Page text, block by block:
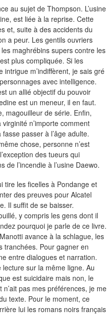
au sujet de Thompson. L’usine
est liée à la reprise. Cette
et, suite à des accidents du
a peur. Les gentils ouvriers
maghrébins supers contre les
plus compliquée. Si les
m’indiffèrent, je sais gré
avec intelligence.
un allié objectif du pouvoir
est un meneur, il en faut.
magouilleur de série. Enfin,
n’importe comment
passer à l’âge adulte.
chose, personne n’est
des tueurs qui
l’incendie à l’usine Daewo.
tire les ficelles à Pondange et
des preuves pour Alcatel
Il suffit de se baisser.
y compris les gens dont il
pourquoi je parle de ce livre.
avance à la schlague, les
tranchées. Pour gagner en
entre dialogues et narration.
sur la même ligne. Au
est suicidaire mais non, le
pas mes préférences, je me
texte. Pour le moment, ce
lui les romans noirs français